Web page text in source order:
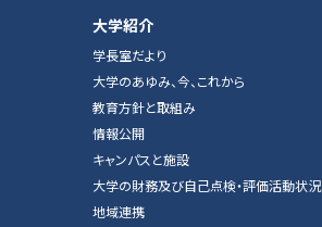
大学紹介
学長室だより
大学のあゆみ、今、これから
教育方針と取組み
情報公開
キャンパスと施設
大学の財務及び自己点検・評価活動状況
地域連携